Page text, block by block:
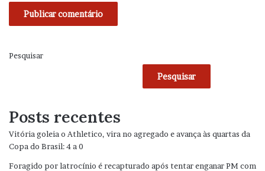
Pesquisar
Pesquisar
Posts recentes
Vitória goleia o Athletico, vira no agregado e avança às quartas da
Copa do Brasil: 4 a 0
Foragido por latrocínio é recapturado após tentar enganar PM com